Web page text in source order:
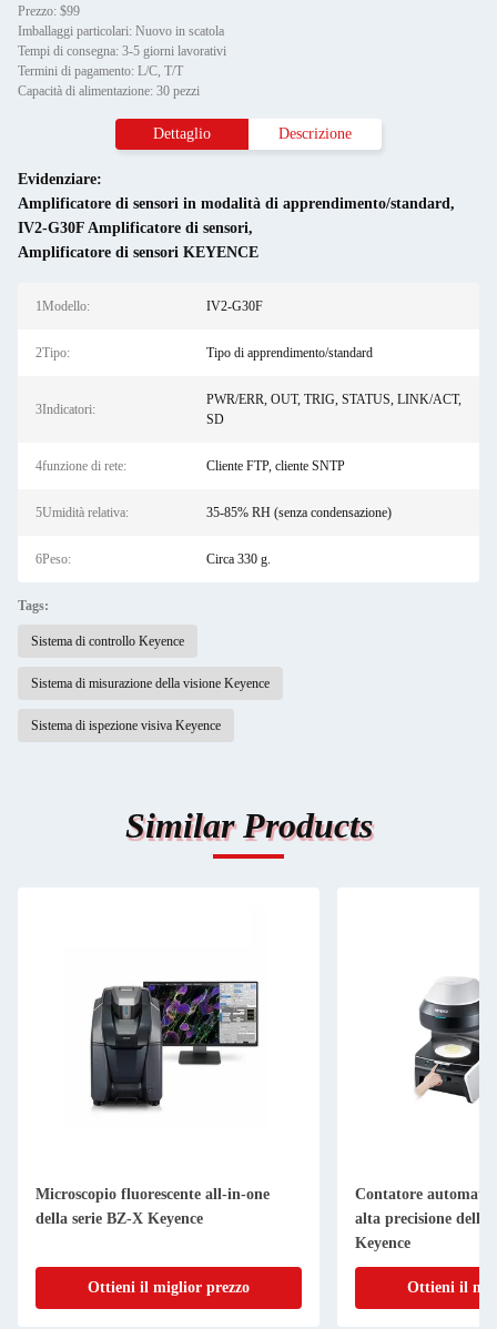
Prezzo: $99
Imballaggi particolari: Nuovo in scatola
Tempi di consegna: 3-5 giorni lavorativi
Termini di pagamento: L/C, T/T
Capacità di alimentazione: 30 pezzi
Dettaglio Descrizione
Evidenziare:
Amplificatore di sensori in modalità di apprendimento/standard,
IV2-G30F Amplificatore di sensori,
Amplificatore di sensori KEYENCE
1Modello: IV2-G30F
2Tipo: Tipo di apprendimento/standard
3Indicatori:
PWR/ERR, OUT, TRIG, STATUS, LINK/ACT,
SD
4funzione di rete: Cliente FTP, cliente SNTP
5Umidità relativa: 35-85% RH (senza condensazione)
6Peso: Circa 330 g.
Tags:
Sistema di controllo Keyence
Sistema di misurazione della visione Keyence
Sistema di ispezione visiva Keyence
Similar Products
Microscopio fluorescente all-in-one
della serie BZ-X Keyence
Ottieni il miglior prezzo
Contatore
alta precisione della
Keyence
Ottieni il